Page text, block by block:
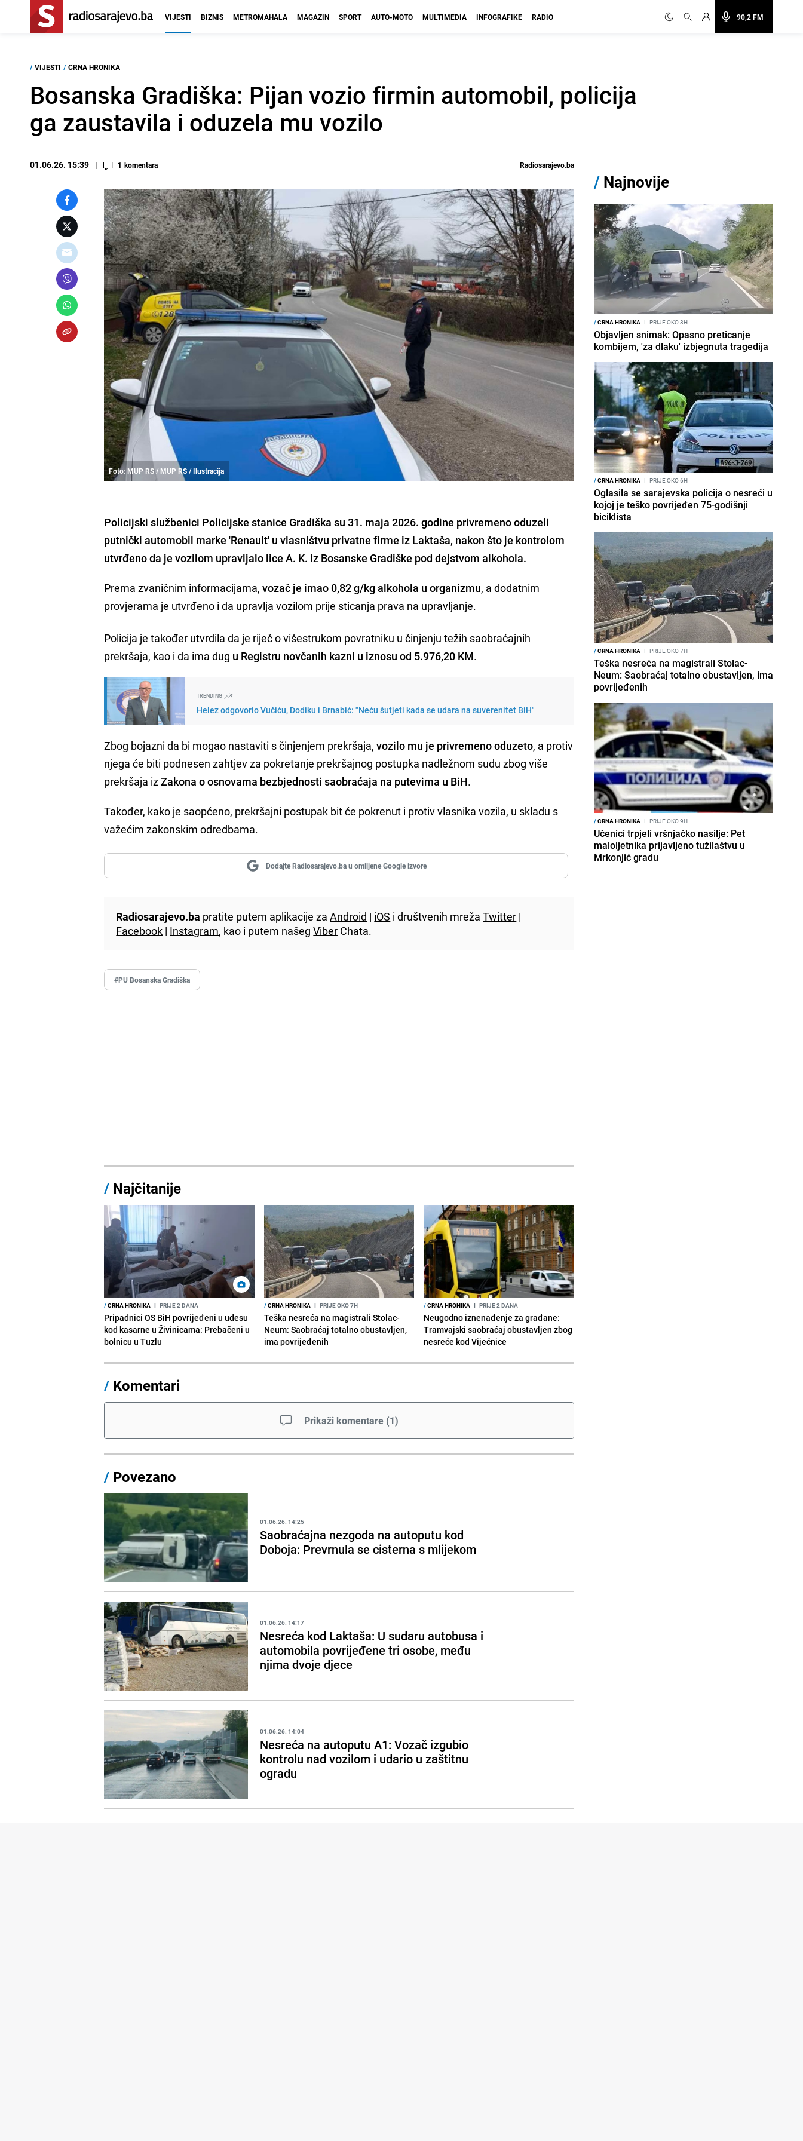
90,2 FM
VIJESTI BIZNIS METROMAHALA MAGAZIN SPORT AUTO-MOTO MULTIMEDIA INFOGRAFIKE RADIO
/ VIJESTI / CRNA HRONIKA
Bosanska Gradiška: Pijan vozio firmin automobil, policija
ga zaustavila i oduzela mu vozilo
01.06.26. 15:39 1 komentara Radiosarajevo.ba
Foto: MUP RS / MUP RS / Ilustracija
Policijski službenici Policijske stanice Gradiška su 31. maja 2026. godine privremeno oduzeli
putnički automobil marke 'Renault' u vlasništvu privatne firme iz Laktaša, nakon što je kontrolom
utvrđeno da je vozilom upravljalo lice A. K. iz Bosanske Gradiške pod dejstvom alkohola.
Prema zvaničnim informacijama,vozač je imao 0,82 g/kg alkohola u organizmu, a dodatnim
provjerama je utvrđeno i da upravlja vozilom prije sticanja prava na upravljanje.
Policija je također utvrdila da je riječ o višestrukom povratniku u činjenju težih saobraćajnih
prekršaja, kao i da ima dug u Registru novčanih kazni u iznosu od 5.976,20 KM.
TRENDING
Helez odgovorio Vučiću, Dodiku i Brnabić: "Neću šutjeti kada se udara na suverenitet BiH"
Zbog bojazni da bi mogao nastaviti s činjenjem prekršaja,vozilo mu je privremeno oduzeto, a protiv
njega će biti podnesen zahtjev za pokretanje prekršajnog postupka nadležnom sudu zbog više
prekršaja izZakona o osnovama bezbjednosti saobraćaja na putevima u BiH.
Također, kako je saopćeno, prekršajni postupak bit će pokrenut i protiv vlasnika vozila, u skladu s
važećim zakonskim odredbama.
Dodajte Radiosarajevo.ba u omiljene Google izvore
Radiosarajevo.ba pratite putem aplikacije zaAndroid | iOS i društvenih mrežaTwitter |
Facebook | Instagram, kao i putem našegViber Chata.
#PU Bosanska Gradiška
/ Najčitanije
/CRNA HRONIKA I PRIJE 2 DANA
Pripadnici OS BiH povrijeđeni u udesu
kod kasarne u Živinicama: Prebačeni u
bolnicu u Tuzlu
/CRNA HRONIKA I PRIJE OKO 7H
Teška nesreća na magistrali Stolac-
Neum: Saobraćaj totalno obustavljen,
ima povrijeđenih
/CRNA HRONIKA I PRIJE 2 DANA
Neugodno iznenađenje za građane:
Tramvajski saobraćaj obustavljen zbog
nesreće kod Vijećnice
/ Komentari
Prikaži komentare (1)
/ Povezano
01.06.26. 14:25
Saobraćajna nezgoda na autoputu kod
Doboja: Prevrnula se cisterna s mlijekom
01.06.26. 14:17
Nesreća kod Laktaša: U sudaru autobusa i
automobila povrijeđene tri osobe, među
njima dvoje djece
01.06.26. 14:04
Nesreća na autoputu A1: Vozač izgubio
kontrolu nad vozilom i udario u zaštitnu
ogradu
/ Najnovije
/CRNA HRONIKA I PRIJE OKO 3H
Objavljen snimak: Opasno preticanje
kombijem, 'za dlaku' izbjegnuta tragedija
/CRNA HRONIKA I PRIJE OKO 6H
Oglasila se sarajevska policija o nesreći u
kojoj je teško povrijeđen 75-godišnji
biciklista
/CRNA HRONIKA I PRIJE OKO 7H
Teška nesreća na magistrali Stolac-
Neum: Saobraćaj totalno obustavljen, ima
povrijeđenih
/CRNA HRONIKA I PRIJE OKO 9H
Učenici trpjeli vršnjačko nasilje: Pet
maloljetnika prijavljeno tužilaštvu u
Mrkonjić gradu